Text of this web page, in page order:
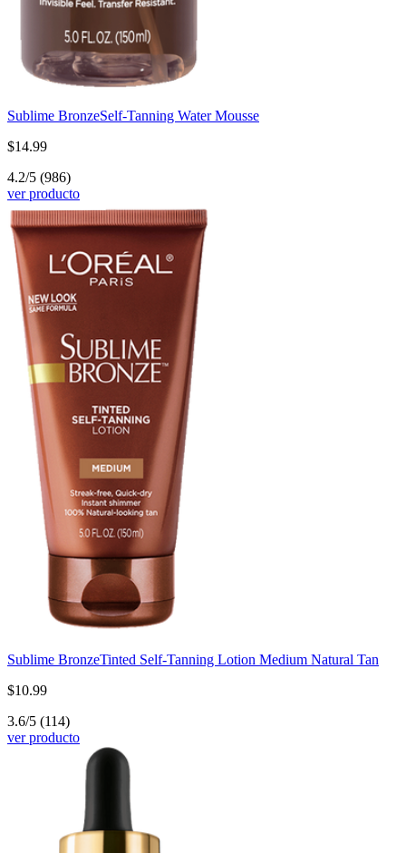
Sublime BronzeSelf-Tanning Water Mousse
$14.99
4.2/5 (986)
ver producto
Sublime BronzeTinted Self-Tanning Lotion Medium Natural Tan
$10.99
3.6/5 (114)
ver producto